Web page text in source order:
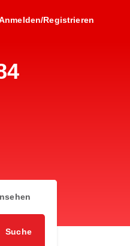
Registrieren
Suche